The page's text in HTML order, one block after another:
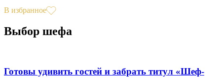
В избранное
Выбор шефа
Готовы удивить гостей и забрать титул «Шеф-